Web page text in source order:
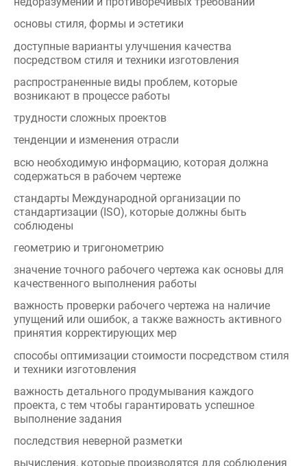
посредством стиля и техники изготовления
распространенные виды проблем, которые
возникают в процессе работы
трудности сложных проектов
содержаться в рабочем чертеже
стандарты Международной организации по
стандартизации (ISO), которые должны быть
геометрию и тригонометрию
значение точного рабочего чертежа как основы для
качественного выполнения работы
важность проверки рабочего чертежа на наличие
упущений или ошибок, а также важность активного
способы оптимизации стоимости посредством стиля
и техники изготовления
важность детального продумывания каждого
проекта, с тем чтобы гарантировать успешное
последствия неверной разметки
вычисления, которые производятся для соблюдения
точности, эффективного использования времени и